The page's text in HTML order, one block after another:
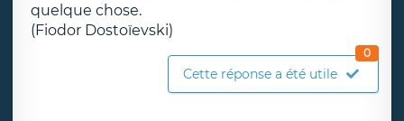
quelque chose.
(Fiodor Dostoïevski)
Cette réponse a été utile
0